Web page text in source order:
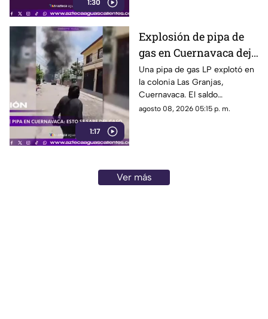
1:30
1:17
Explosión de pipa de
gas en Cuernavaca deja
21 personas lesionadas
Una pipa de gas LP explotó en
la colonia Las Granjas,
Cuernavaca. El saldo
preliminar es de 21 lesionados
agosto 08, 2026 05:15 p. m.
Ver más